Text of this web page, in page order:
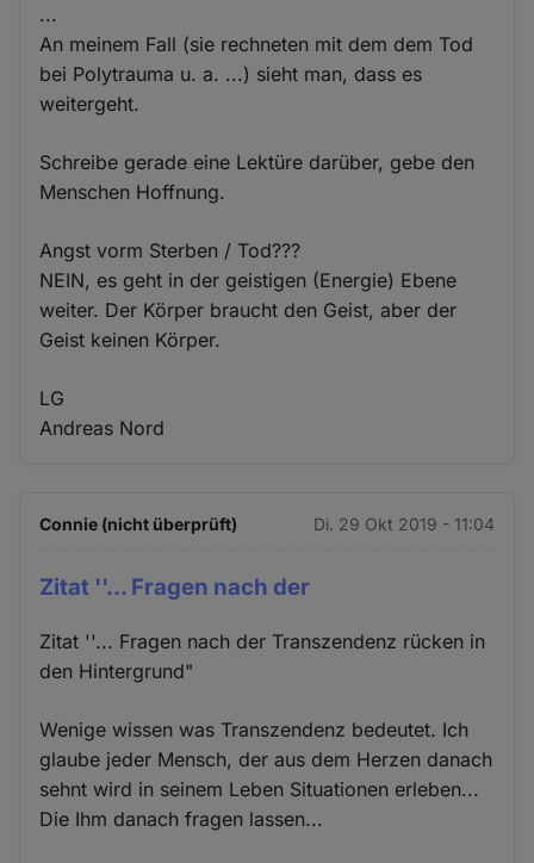
...
An meinem Fall (sie rechneten mit dem dem Tod
bei Polytrauma u. a. ...) sieht man, dass es
weitergeht.
Schreibe gerade eine Lektüre darüber, gebe den
Menschen Hoffnung.
Angst vorm Sterben / Tod???
NEIN, es geht in der geistigen (Energie) Ebene
weiter. Der Körper braucht den Geist, aber der
Geist keinen Körper.
LG
Andreas Nord
Connie (nicht überprüft) Di. 29 Okt 2019 - 11:04
Zitat ''... Fragen nach der
Zitat ''... Fragen nach der Transzendenz rücken in
den Hintergrund"
Wenige wissen was Transzendenz bedeutet. Ich
glaube jeder Mensch, der aus dem Herzen danach
sehnt wird in seinem Leben Situationen erleben...
Die Ihm danach fragen lassen...